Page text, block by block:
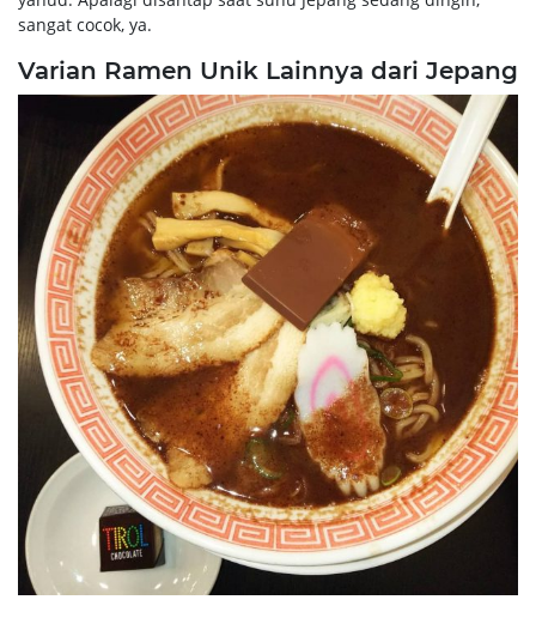
sangat cocok, ya.
Varian Ramen Unik Lainnya dari Jepang